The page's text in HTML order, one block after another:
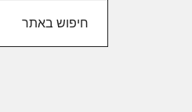
באתר